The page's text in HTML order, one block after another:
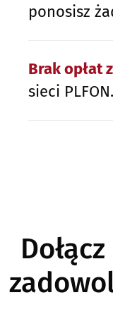
ponosisz
Brak opłat
sieci PLFON.